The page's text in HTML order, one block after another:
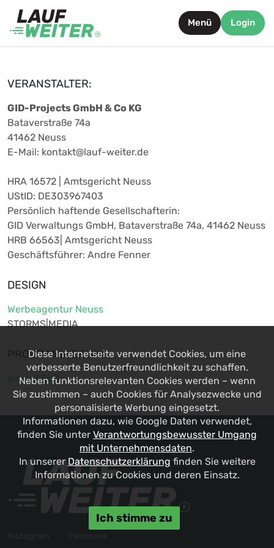
Menü Login
VERANSTALTER:
GID-Projects GmbH & Co KG
Bataverstraße 74a
41462 Neuss
E-Mail: kontakt@lauf-weiter.de
HRA 16572 | Amtsgericht Neuss
UStID: DE303967403
Persönlich haftende Gesellschafterin:
GID Verwaltungs GmbH, Bataverstraße 74a, 41462 Neuss
HRB 66563| Amtsgericht Neuss
Geschäftsführer: Andre Fenner
DESIGN
Werbeagentur Neuss
STORMS|MEDIA
PROGRAMMIERUNG
InnovioSoft
Diese Internetseite verwendet Cookies, um eine
verbesserte Benutzerfreundlichkeit zu schaffen.
Neben funktionsrelevanten Cookies werden – wenn
Sie zustimmen – auch Cookies für Analysezwecke und
personalisierte Werbung eingesetzt.
Informationen dazu, wie Google Daten verwendet,
finden Sie unter Verantwortungsbewusster Umgang
mit Unternehmensdaten.
In unsererDatenschutzerklärung finden Sie weitere
Informationen zu Cookies und deren Einsatz.
Ich stimme zu